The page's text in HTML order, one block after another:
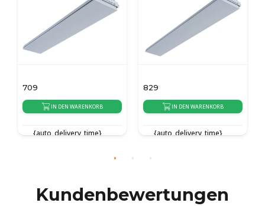
709
IN DEN WARENKORB
{auto_delivery_time}
829
IN DEN WARENKORB
{auto_delivery_time}
Kundenbewertungen